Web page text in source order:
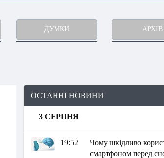
ДУМКИ АРХІВ
ОСТАННІ НОВИНИ
3 СЕРПНЯ
19:52
Чому шкідливо
смартфоном перед